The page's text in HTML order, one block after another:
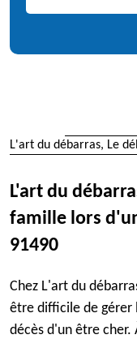
L'art du débarras, Le
L'art du
famille lors
91490
Chez L'art du
être difficile de gérer
décès d'un être cher.